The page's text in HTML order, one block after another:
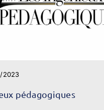
2023
pédagogiques